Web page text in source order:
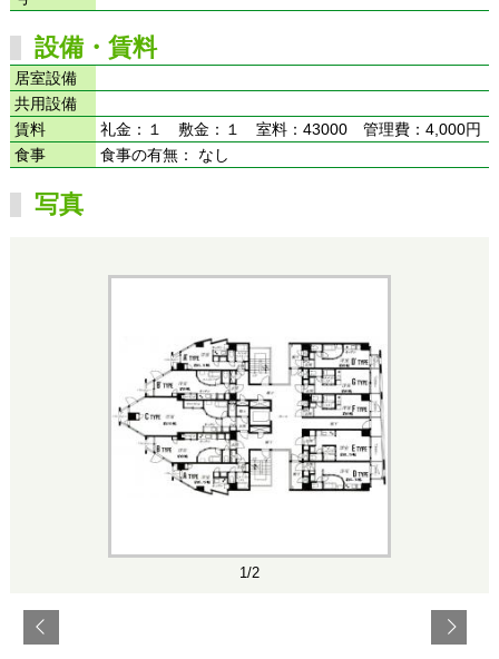
設備・賃料
居室設備
共用設備
賃料
礼金：１ 敷金：１ 室料：43000 管理費：4,000円
食事
食事の有無： なし
写真
1/2